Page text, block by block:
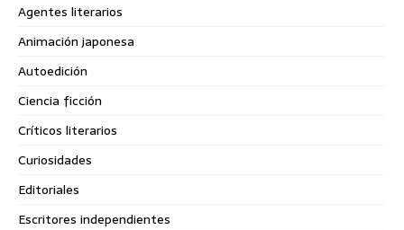
Agentes literarios
Animación japonesa
Autoedición
Ciencia ficción
Críticos literarios
Curiosidades
Editoriales
Escritores independientes